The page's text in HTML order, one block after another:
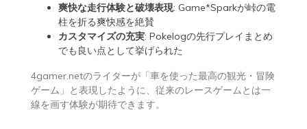
爽快な走行体験と破壊表現: Game*Sparkが峠の電
柱を折る爽快感を絶賛
カスタマイズの充実: Pokelogの先行プレイまとめ
でも良い点として挙げられた
4gamer.netのライターが「車を使った最高の観光・冒険
ゲーム」と表現したように、従来のレースゲームとは一
線を画す体験が期待できます。